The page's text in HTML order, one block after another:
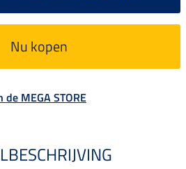
Nu kopen
MEGA STORE